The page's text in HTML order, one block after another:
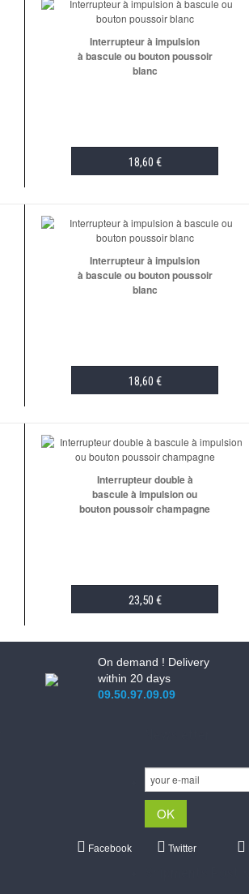
Interrupteur à impulsion
à bascule ou bouton poussoir
blanc
18,60 €
Interrupteur à impulsion
à bascule ou bouton poussoir
blanc
18,60 €
Interrupteur double à
bascule à impulsion ou
bouton poussoir champagne
23,50 €
On demand ! Delivery
within 20 days
09.50.97.09.09
Facebook Twitter